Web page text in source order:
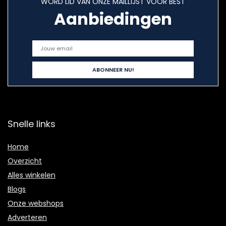
Aanbiedingen
Snelle links
Home
Overzicht
Alles winkelen
Blogs
Onze webshops
Adverteren